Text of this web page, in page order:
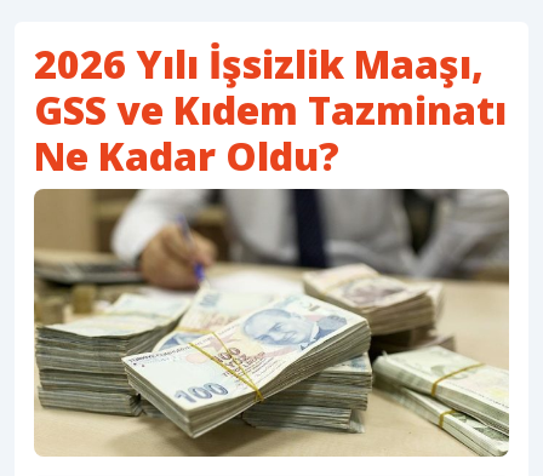
2026 Yılı İşsizlik Maaşı,
GSS ve Kıdem Tazminatı
Ne Kadar Oldu?